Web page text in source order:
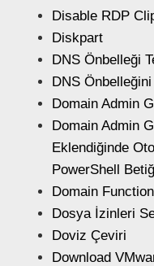
Disable RDP
Diskpart
DNS Önbelleği
DNS
Domain Admin
Domain Admin
Eklendiğinde
PowerShell
Domain
Dosya İzinleri
Doviz Çeviri
Download